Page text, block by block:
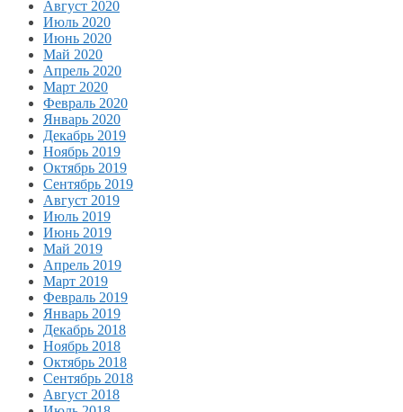
Август 2020
Июль 2020
Июнь 2020
Май 2020
Апрель 2020
Март 2020
Февраль 2020
Январь 2020
Декабрь 2019
Ноябрь 2019
Октябрь 2019
Сентябрь 2019
Август 2019
Июль 2019
Июнь 2019
Май 2019
Апрель 2019
Март 2019
Февраль 2019
Январь 2019
Декабрь 2018
Ноябрь 2018
Октябрь 2018
Сентябрь 2018
Август 2018